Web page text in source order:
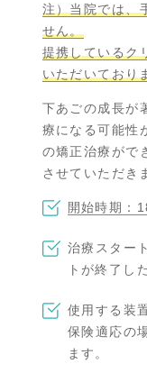
注）当院では、
せん。
提携しているク
いただいており
下あごの成長が
療になる可能性
の矯正治療がで
させていただき
開始時期：
治療スター
トが終了し
使用する装
保険適応の
ます。